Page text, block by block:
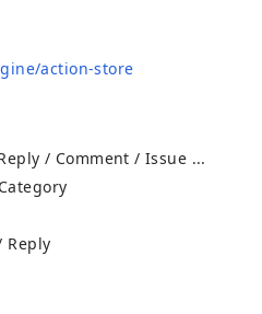
action-store
/ Comment / Issue ...
Reply